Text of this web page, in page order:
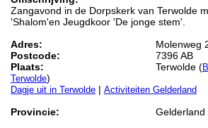
Zangavond in de Dorpskerk van Terwolde
'Shalom'en Jeugdkoor 'De jonge stem'.
Adres:
Molenweg
Postcode:
7396 AB
Plaats:
Terwolde (
Terwolde)
Dagje uit in Terwolde | Activiteiten Gelderland
Provincie:
Gelderland